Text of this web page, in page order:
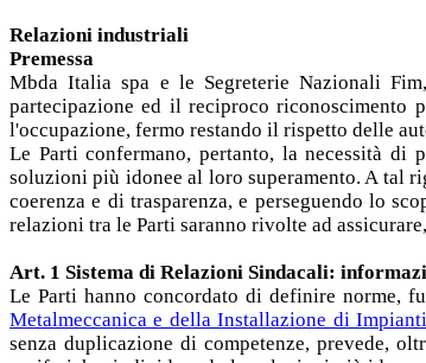
Relazioni industriali
Premessa
Mbda Italia spa e le Segreterie Nazionali
partecipazione ed il reciproco
l'occupazione, fermo restando il rispetto delle
Le Parti confermano, pertanto, la necessità
soluzioni più idonee al loro superamento. A tal
coerenza e di trasparenza, e perseguendo lo
relazioni tra le Parti saranno rivolte ad
Art. 1 Sistema di Relazioni Sindacali:
Le Parti hanno concordato di definire norme,
Metalmeccanica e della Installazione di Impianti
senza duplicazione di competenze, prevede,